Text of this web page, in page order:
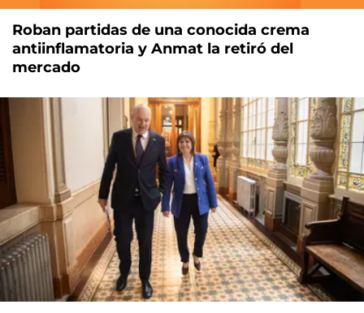
Roban partidas de una conocida crema
antiinflamatoria y Anmat la retiró del
mercado